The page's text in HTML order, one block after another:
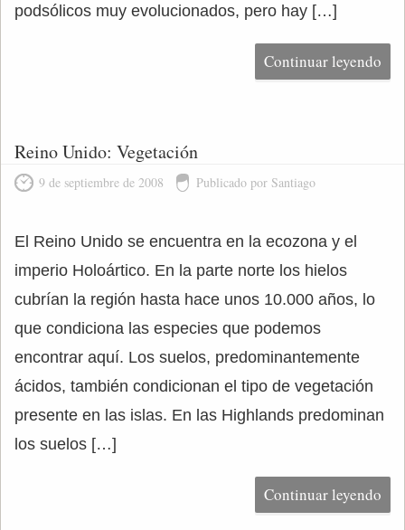
podsólicos muy evolucionados, pero hay […]
Continuar leyendo
Reino Unido: Vegetación
9 de septiembre de 2008 Publicado por Santiago
El Reino Unido se encuentra en la ecozona y el
imperio Holoártico. En la parte norte los hielos
cubrían la región hasta hace unos 10.000 años, lo
que condiciona las especies que podemos
encontrar aquí. Los suelos, predominantemente
ácidos, también condicionan el tipo de vegetación
presente en las islas. En las Highlands predominan
los suelos […]
Continuar leyendo